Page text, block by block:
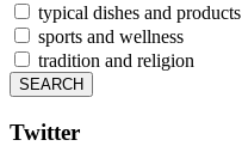
typical dishes and products
sports and wellness
tradition and religion
Twitter